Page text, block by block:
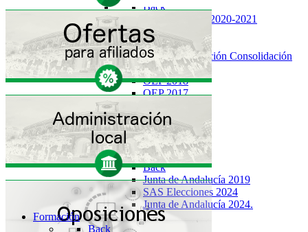
Back
Procesos 2019-2020-2021
OEP 2021
OEP 2020
OEP Estabilización Consolidación
OEP 2019
OEP 2018
OEP 2017
Artículos 129
Congresos SAF
Permutas
Elecciones Sindicales
Back
Junta de Andalucía 2019
SAS Elecciones 2024
Junta de Andalucía 2024.
Formación
Back